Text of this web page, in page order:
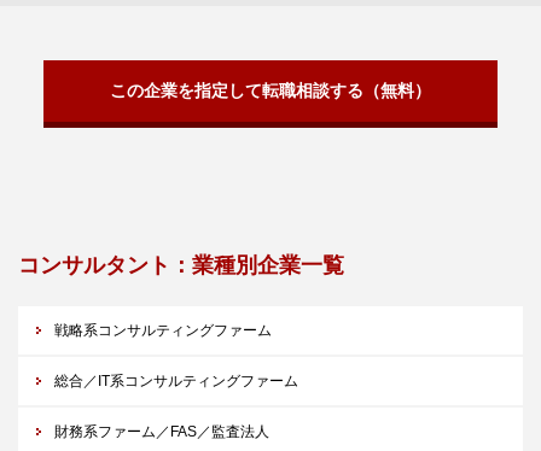
この企業を指定して転職相談する（無料）
コンサルタント：業種別企業一覧
戦略系コンサルティングファーム
総合／IT系コンサルティングファーム
財務系ファーム／FAS／監査法人